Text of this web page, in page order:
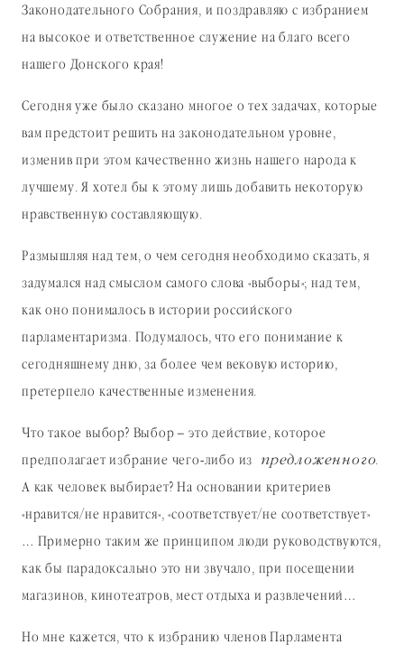
Законодательного Собрания, и поздравляю с избранием
на высокое и ответственное служение на благо всего
нашего Донского края!
Сегодня уже было сказано многое о тех задачах, которые
вам предстоит решить на законодательном уровне,
изменив при этом качественно жизнь нашего народа к
лучшему. Я хотел бы к этому лишь добавить некоторую
нравственную составляющую.
Размышляя над тем, о чем сегодня необходимо сказать, я
задумался над смыслом самого слова «выборы»; над тем,
как оно понималось в истории российского
парламентаризма. Подумалось, что его понимание к
сегодняшнему дню, за более чем вековую историю,
претерпело качественные изменения.
Что такое выбор? Выбор – это действие, которое
предполагает избрание чего-либо из предложенного.
А как человек выбирает? На основании критериев
«нравится/не нравится», «соответствует/не соответствует»
… Примерно таким же принципом люди руководствуются,
как бы парадоксально это ни звучало, при посещении
магазинов, кинотеатров, мест отдыха и развлечений…
Но мне кажется, что к избранию членов Парламента